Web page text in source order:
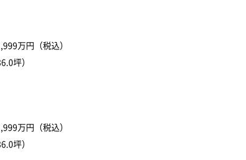
万円（税込）
坪）
万円（税込）
坪）